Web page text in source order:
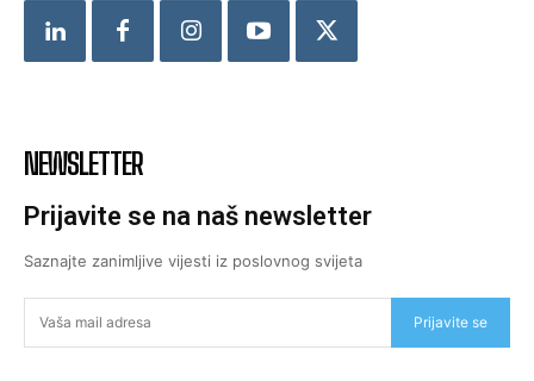
NEWSLETTER
Prijavite se na naš newsletter
Saznajte zanimljive vijesti iz poslovnog svijeta
Prijavite se